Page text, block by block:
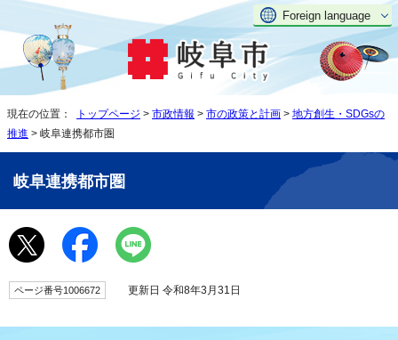
Foreign language
現在の位置： トップページ > 市政情報 > 市の政策と計画 > 地方創生・SDGsの
推進 > 岐阜連携都市圏
岐阜連携都市圏
ページ番号1006672 更新日 令和8年3月31日